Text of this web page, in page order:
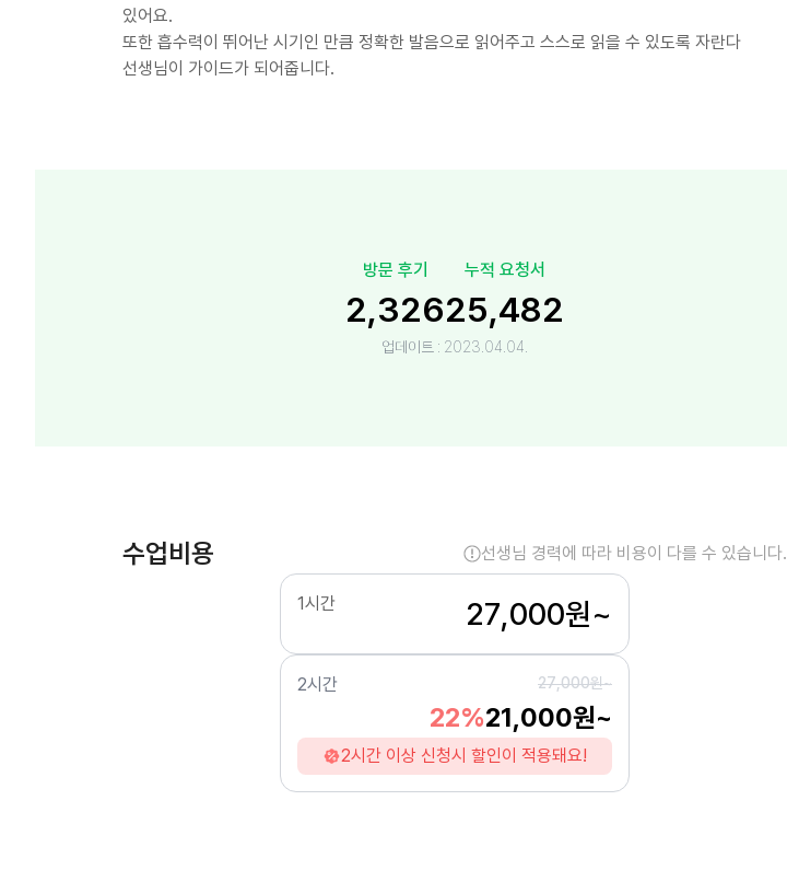
있어요.
또한 흡수력이 뛰어난 시기인 만큼 정확한 발음으로 읽어주고 스스로 읽을 수 있도록 자란다
선생님이 가이드가 되어줍니다.
방문 후기
2,326
누적 요청서
25,482
업데이트 : 2023.04.04.
수업비용 선생님 경력에 따라 비용이 다를 수 있습니다.
1시간 27,000원~
2시간 27,000원~
22%21,000원~
2시간 이상 신청시 할인이 적용돼요!